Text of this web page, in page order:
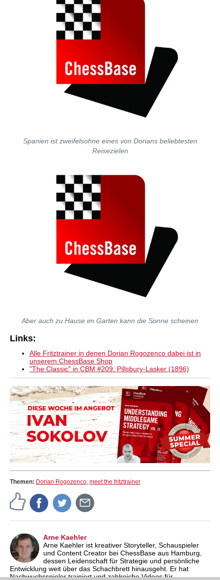
Spanien ist zweifelsohne eines von Dorians beliebtesten
Reisezielen
Aber auch zu Hause im Garten kann die Sonne scheinen
Links:
Alle Fritztrainer in denen Dorian Rogozenco dabei ist in
unserem ChessBase Shop
"The Classic" in CBM #209: Pillsbury-Lasker (1896)
Themen: Dorian Rogozenco, meet the fritztrainer
Arne Kaehler
Arne Kaehler ist kreativer Storyteller, Schauspieler
und Content Creator bei ChessBase aus Hamburg,
dessen Leidenschaft für Strategie und persönliche
Entwicklung weit über das Schachbrett hinausgeht. Er hat
Nachwuchsspieler trainiert und zahlreiche Videos für